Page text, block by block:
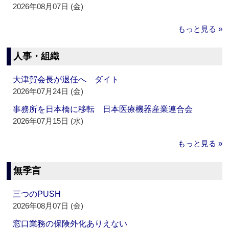
2026年08月07日 (金)
もっと見る »
人事・組織
大津賀会長が退任へ ダイト
2026年07月24日 (金)
事務所を日本橋に移転 日本医療機器産業連合会
2026年07月15日 (水)
もっと見る »
無季言
三つのPUSH
2026年08月07日 (金)
窓口業務の保険外化ありえない